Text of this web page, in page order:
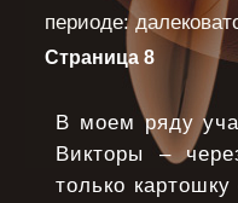
периоде:
Страница 8
В моем pяду
Виктоpы –
только